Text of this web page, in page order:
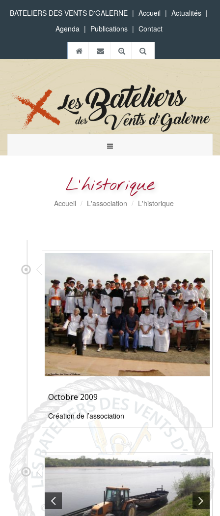
BATELIERS DES VENTS D'GALERNE | Accueil | Actualités |
Agenda | Publications | Contact
Toggle
L'historique
Accueil L'association L'historique
Octobre 2009
Création de l’association